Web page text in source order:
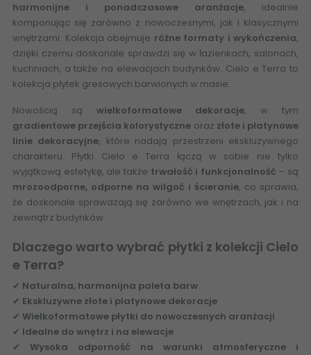
harmonijne i ponadczasowe aranżacje, idealnie
komponując się zarówno z nowoczesnymi, jak i klasycznymi
wnętrzami. Kolekcja obejmuje różne formaty i wykończenia,
dzięki czemu doskonale sprawdzi się w łazienkach, salonach,
kuchniach, a także na elewacjach budynków. Cielo e Terra to
kolekcja płytek gresowych barwionych w masie.
Nowością są wielkoformatowe dekoracje, w tym
gradientowe przejścia kolorystyczne oraz złote i platynowe
linie dekoracyjne, które nadają przestrzeni ekskluzywnego
charakteru. Płytki Cielo e Terra łączą w sobie nie tylko
wyjątkową estetykę, ale także trwałość i funkcjonalność – są
mrozoodporne, odporne na wilgoć i ścieranie, co sprawia,
że doskonale sprawdzają się zarówno we wnętrzach, jak i na
zewnątrz budynków.
Dlaczego warto wybrać płytki z kolekcji Cielo
e Terra?
✔ Naturalna, harmonijna paleta barw
✔ Ekskluzywne złote i platynowe dekoracje
✔ Wielkoformatowe płytki do nowoczesnych aranżacji
✔ Idealne do wnętrz i na elewacje
✔ Wysoka odporność na warunki atmosferyczne i